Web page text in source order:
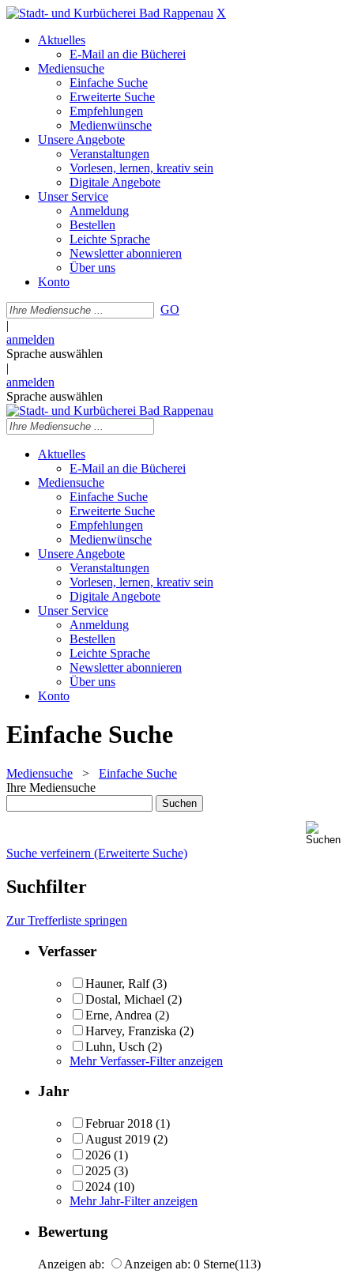
X
Aktuelles
E-Mail an die Bücherei
Mediensuche
Einfache Suche
Erweiterte Suche
Empfehlungen
Medienwünsche
Unsere Angebote
Veranstaltungen
Vorlesen, lernen, kreativ sein
Digitale Angebote
Unser Service
Anmeldung
Bestellen
Leichte Sprache
Newsletter abonnieren
Über uns
Konto
GO
|
anmelden
Sprache auswählen
|
anmelden
Sprache auswählen
Aktuelles
E-Mail an die Bücherei
Mediensuche
Einfache Suche
Erweiterte Suche
Empfehlungen
Medienwünsche
Unsere Angebote
Veranstaltungen
Vorlesen, lernen, kreativ sein
Digitale Angebote
Unser Service
Anmeldung
Bestellen
Leichte Sprache
Newsletter abonnieren
Über uns
Konto
Einfache Suche
Mediensuche > Einfache Suche
Ihre Mediensuche
Suche verfeinern (Erweiterte Suche)
Suchfilter
Zur Trefferliste springen
Verfasser
Hauner, Ralf (3)
Dostal, Michael (2)
Erne, Andrea (2)
Harvey, Franziska (2)
Luhn, Usch (2)
Mehr Verfasser-Filter anzeigen
Jahr
Februar 2018 (1)
August 2019 (2)
2026 (1)
2025 (3)
2024 (10)
Mehr Jahr-Filter anzeigen
Bewertung
Anzeigen ab: Anzeigen ab: 0 Sterne(113)